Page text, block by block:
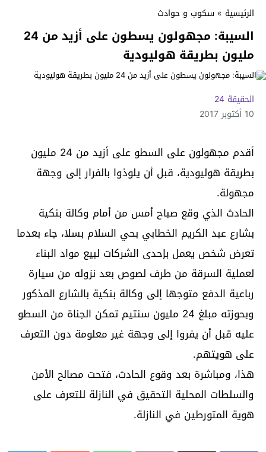
الرئيسية » سكوب و حوادث
السيبة: مجهولون يسطون على أزيد من 24
مليون بطريقة هوليودية
الحقيقة 24
10 أكتوبر 2017
أقدم مجهولون على السطو على أزيد من 24 مليون
بطريقة هوليودية، قبل أن يلوذوا بالفرار إلى وجهة
مجهولة.
الحادث الذي وقع صباح أمس من أمام وكالة بنكية
بشارع عبد الكريم الخطابي بحي السلام بسلا، جاء بعدما
تعرض شخص يعمل بإحدى الشركات لبيع مواد البناء
لعملية السرقة من طرف لصوص بعد نزوله من سيارة
رباعية الدفع متوجها إلى وكالة بنكية بالشارع المذكور
وبحوزته مبلغ 24 مليون سنتيم تمكن الجناة من السطو
عليه قبل أن يفروا إلى وجهة غير معلومة دون التعرف
على هويتهم.
هذا، ومباشرة بعد وقوع الحادث، فتحت مصالح الأمن
والسلطات المحلية التحقيق في النازلة للتعرف على
هوية المتورطين في النازلة.